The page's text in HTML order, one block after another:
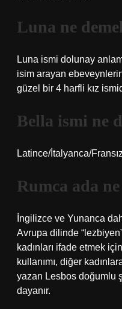
Luna ne
Luna ismi dolunay
isim arayan
güzel bir 4 harfli kız
Bella ismi ne
Latince/İtalyanca/
Rumca ada
İngilizce ve Yunanca
Avrupa dilinde
kadınları ifade etmek
kullanımı, diğer
yazan Lesbos doğumlu
dayanır.